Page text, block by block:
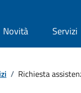
Novità Servizi
/ Richiesta